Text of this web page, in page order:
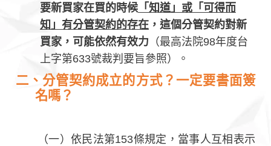
要新買家在買的時候 「知道」或「可得而
知」有分管契約的存在 ，這個分管契約對新
買家，可能依然有效力 （最高法院98年度台
上字第633號裁判要旨參照）。
二、分管契約成立的方式？一定要書面簽
名嗎？
（一）依民法第153條規定，當事人互相表示